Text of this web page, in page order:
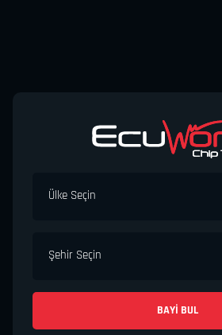
Ülke Seçin
Şehir Seçin
BAYI BUL